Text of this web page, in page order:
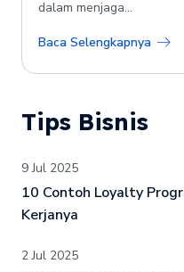
dalam menjaga...
Baca Selengkapnya
Tips Bisnis
9 Jul 2025
10 Contoh Loyalty
Kerjanya
2 Jul 2025